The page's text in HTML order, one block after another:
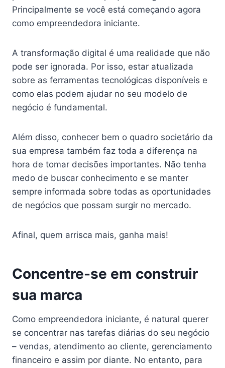
Principalmente se você está começando agora
como empreendedora iniciante.
A transformação digital é uma realidade que não
pode ser ignorada. Por isso, estar atualizada
sobre as ferramentas tecnológicas disponíveis e
como elas podem ajudar no seu modelo de
negócio é fundamental.
Além disso, conhecer bem o quadro societário da
sua empresa também faz toda a diferença na
hora de tomar decisões importantes. Não tenha
medo de buscar conhecimento e se manter
sempre informada sobre todas as oportunidades
de negócios que possam surgir no mercado.
Afinal, quem arrisca mais, ganha mais!
Concentre-se em construir
sua marca
Como empreendedora iniciante, é natural querer
se concentrar nas tarefas diárias do seu negócio
– vendas, atendimento ao cliente, gerenciamento
financeiro e assim por diante. No entanto, para